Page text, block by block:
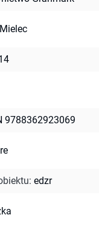
Mielec
9788362923069
: edzr